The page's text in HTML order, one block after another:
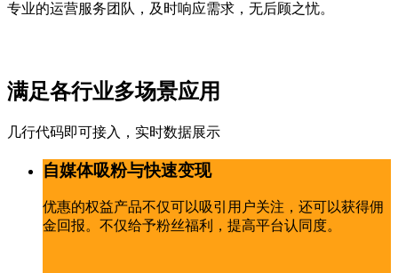
专业的运营服务团队，及时响应需求，无后顾之忧。
满足各行业多场景应用
几行代码即可接入，实时数据展示
自媒体吸粉与快速变现
优惠的权益产品不仅可以吸引用户关注，还可以获得佣
金回报。不仅给予粉丝福利，提高平台认同度。